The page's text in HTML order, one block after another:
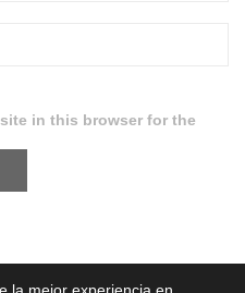
in this browser for the
·Política de Cookies